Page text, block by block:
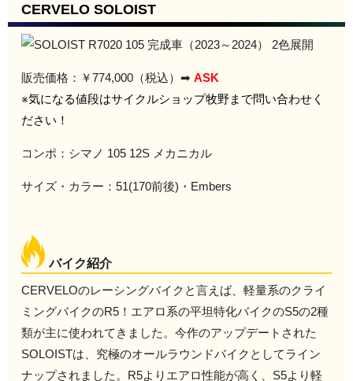
CERVELO SOLOIST
販売価格：￥774,000（税込）➡ASK
※気になる値段はサイクルショップ牧野まで問い合わせく
ださい！
コンポ：シマノ 105 12S メカニカル
サイズ・カラー：51(170前後)・ Embers
バイク紹介
CERVELOのレーシングバイクと言えば、軽量系のクライ
ミングバイクのR5！エアロ系の平坦特化バイクのS5の2種
類が主に使われてきました。今作のアップデートされた
SOLOISTは、究極のオールラウンドバイクとしてライン
ナップされました。R5よりエアロ性能が高く、S5より軽